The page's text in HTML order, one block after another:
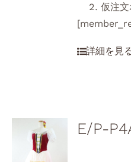
仮注
E/P-